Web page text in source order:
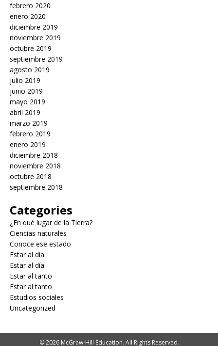
febrero 2020
enero 2020
diciembre 2019
noviembre 2019
octubre 2019
septiembre 2019
agosto 2019
julio 2019
junio 2019
mayo 2019
abril 2019
marzo 2019
febrero 2019
enero 2019
diciembre 2018
noviembre 2018
octubre 2018
septiembre 2018
Categories
¿En qué lugar de la Tierra?
Ciencias naturales
Conoce ese estado
Estar al día
Estar al día
Estar al tanto
Estar al tanto
Estudios sociales
Uncategorized
© 2026 McGraw-Hill Education. All Rights Reserved.